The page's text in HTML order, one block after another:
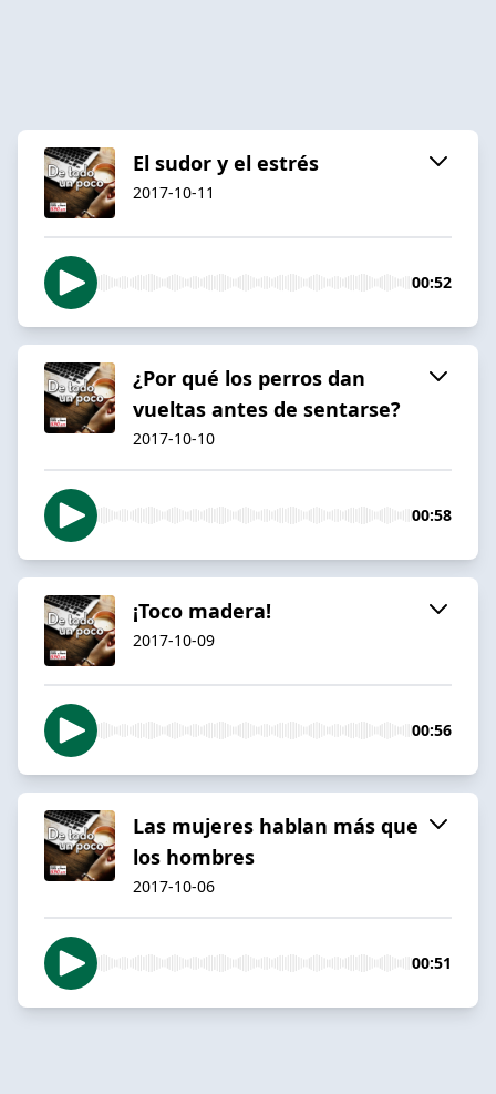
El sudor y el estrés
2017-10-11
00:52
¿Por qué los perros dan
vueltas antes de sentarse?
2017-10-10
00:58
¡Toco madera!
2017-10-09
00:56
Las mujeres hablan más que
los hombres
2017-10-06
00:51